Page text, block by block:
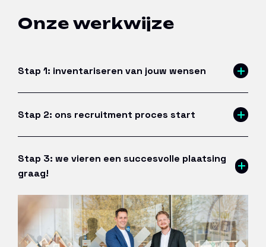
Onze werkwijze
Stap 1: inventariseren van jouw wensen
Stap 2: ons recruitment proces start
Stap 3: we vieren een succesvolle plaatsing
graag!